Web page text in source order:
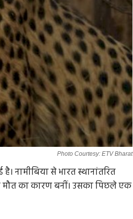
Photo Courtesy: ETV Bharat
नामीबिया से भारत स्थानांतरित
मौत का कारण बनीं। उसका पिछले एक